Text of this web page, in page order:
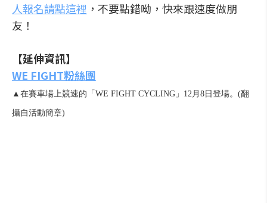
人報名請點這裡 ，不要點錯呦，快來跟速度做朋
友！
【延伸資訊】
WE FIGHT粉絲團
▲在賽車場上競速的「WE FIGHT CYCLING」12月8日登場。(翻
攝自活動簡章)